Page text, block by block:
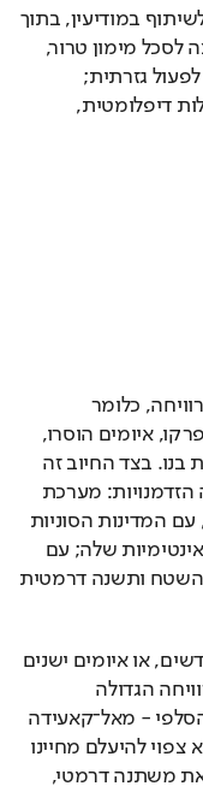
יותר של פעילות - מהקצאת כוחות ועד לשיתוף במודיעין, בתוך
צה"ל ובינו לבין השב"כ והמוסד. מי שרוצה לסכל מימון טרור,
שגם הוא חוצה גבולות וארגונים, לא יכול לפעול גזרתית;
המערכה נטולת גבולות, ודורשת גם פעילות דיפלומטית,
ראש הממשלה נתניהו הודה כי ישראל הרוויחה, כלומר
התחזקה, מהאביב הערבי. משטרים התפרקו, איומים הוסרו,
מדינות התעסקו בעצמן ובמשתמע פחות בנו. בצד החיוב זה
לא רק העצים את ישראל, אלא גם נתן לה הזדמנויות: מערכת
הקשרים כפי שמדווח, בעיקר החשאיים, עם המדינות הסוניות
המתונות היא חסרת תקדים בהיקפה ובאינטימיות שלה; עם
קצת חזון ואומץ היא גם תפרוץ מעל פני השטח ותשנה דרמטית
בצד השלילה זה הביא לפתחנו איומים חדשים, או איומים ישנים
בהיקף חדש: איראן, שהיתה עד כה המרוויחה הגדולה
מתהפוכות המזרח התיכון, וגם האתגר הסלפי - מאל־קאעידה
ועד דאעש - שמשנה פנים ושמות אבל לא צפוי להיעלם מחיינו
בקרוב, ומעל הכל רוסיה, לא אויב ובכל זאת משתנה דרמטי,